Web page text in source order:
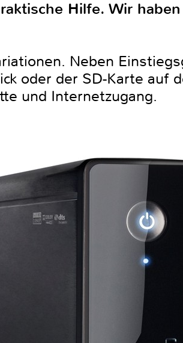
Hilfe. Wir
Neben
oder der SD-Karte auf
und Internetzugang.